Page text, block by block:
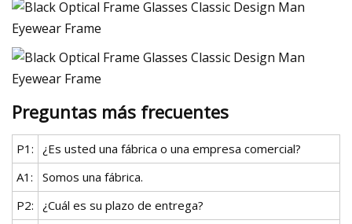
Preguntas más frecuentes
P1:
¿Es usted una fábrica o una empresa comercial?
A1:
Somos una fábrica.
P2:
¿Cuál es su plazo de entrega?